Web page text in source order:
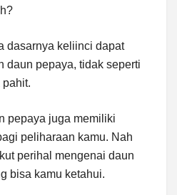
dasarnya keliinci dapat
daun pepaya, tidak seperti
pahit.
pepaya juga memiliki
peliharaan kamu. Nah
perihal mengenai daun
bisa kamu ketahui.